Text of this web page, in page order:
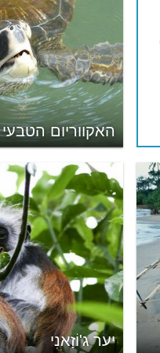
האקווריום הטבעי
יער ג'וֹזָאנִי